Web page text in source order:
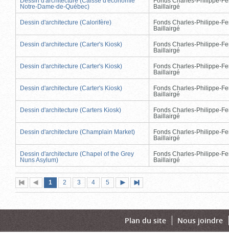
Notre-Dame-de-Québec)
Baillairgé
Dessin d'architecture (Calorifère)
Fonds Charles-Philippe-
Baillairgé
Dessin d'architecture (Carter's Kiosk)
Fonds Charles-Philippe-
Baillairgé
Dessin d'architecture (Carter's Kiosk)
Fonds Charles-Philippe-
Baillairgé
Dessin d'architecture (Carter's Kiosk)
Fonds Charles-Philippe-
Baillairgé
Dessin d'architecture (Carters Kiosk)
Fonds Charles-Philippe-
Baillairgé
Dessin d'architecture (Champlain Market)
Fonds Charles-Philippe-
Baillairgé
Dessin d'architecture (Chapel of the Grey
Nuns Asylum)
Fonds Charles-Philippe-
Baillairgé
Première
page
Page
précédente
Page
1 (page
actuelle)
Page
2 Page
3 Page
4 Page
5
suivante
page
Plan du site Nous joindre